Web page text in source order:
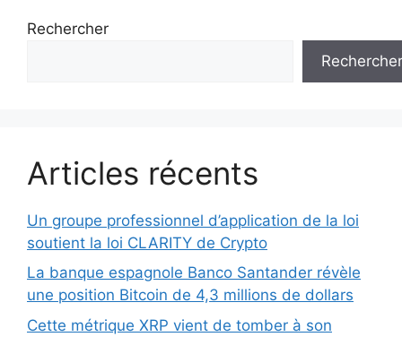
Rechercher
Rechercher
Articles récents
Un groupe professionnel d’application de la loi
soutient la loi CLARITY de Crypto
La banque espagnole Banco Santander révèle
une position Bitcoin de 4,3 millions de dollars
Cette métrique XRP vient de tomber à son